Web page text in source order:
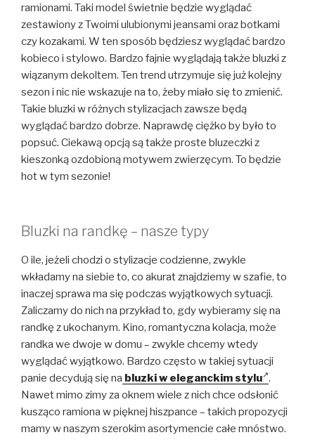
ramionami. Taki model świetnie będzie wyglądać
zestawiony z Twoimi ulubionymi jeansami oraz botkami
czy kozakami. W ten sposób będziesz wyglądać bardzo
kobieco i stylowo. Bardzo fajnie wyglądają także bluzki z
wiązanym dekoltem. Ten trend utrzymuje się już kolejny
sezon i nic nie wskazuje na to, żeby miało się to zmienić.
Takie bluzki w różnych stylizacjach zawsze będą
wyglądać bardzo dobrze. Naprawdę ciężko by było to
popsuć. Ciekawą opcją są także proste bluzeczki z
kieszonką ozdobioną motywem zwierzęcym. To będzie
hot w tym sezonie!
Bluzki na randkę – nasze typy
O ile, jeżeli chodzi o stylizacje codzienne, zwykle
wkładamy na siebie to, co akurat znajdziemy w szafie, to
inaczej sprawa ma się podczas wyjątkowych sytuacji.
Zaliczamy do nich na przykład to, gdy wybieramy się na
randkę z ukochanym. Kino, romantyczna kolacja, może
randka we dwoje w domu – zwykle chcemy wtedy
wyglądać wyjątkowo. Bardzo często w takiej sytuacji
panie decydują się na bluzki w eleganckim stylu .
Nawet mimo zimy za oknem wiele z nich chce odsłonić
kusząco ramiona w pięknej hiszpance – takich propozycji
mamy w naszym szerokim asortymencie całe mnóstwo.